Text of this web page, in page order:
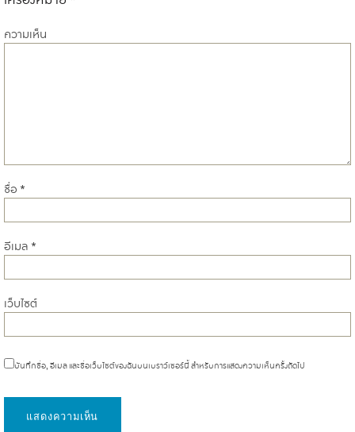
ความเห็น
ชื่อ *
อีเมล *
เว็บไซต์
บันทึกชื่อ, อีเมล และชื่อเว็บไซต์ของฉันบนเบราว์เซอร์นี้ สำหรับการแสดงความเห็นครั้งถัดไป